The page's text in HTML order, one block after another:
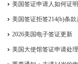
美国签证申请人如何证
美国签证拒签214(b)条
2026美国电子签证更新
美国大使馆签证申请处